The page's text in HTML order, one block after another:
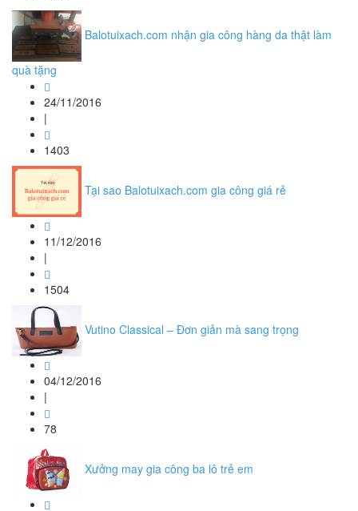
Balotuixach.com nhận gia công hàng da thật làm
quà tặng
24/11/2016
|
1403
Tại sao Balotuixach.com gia công giá rẻ
11/12/2016
|
1504
Vutino Classical – Đơn giản mà sang trọng
04/12/2016
|
78
Xưởng may gia công ba lô trẻ em